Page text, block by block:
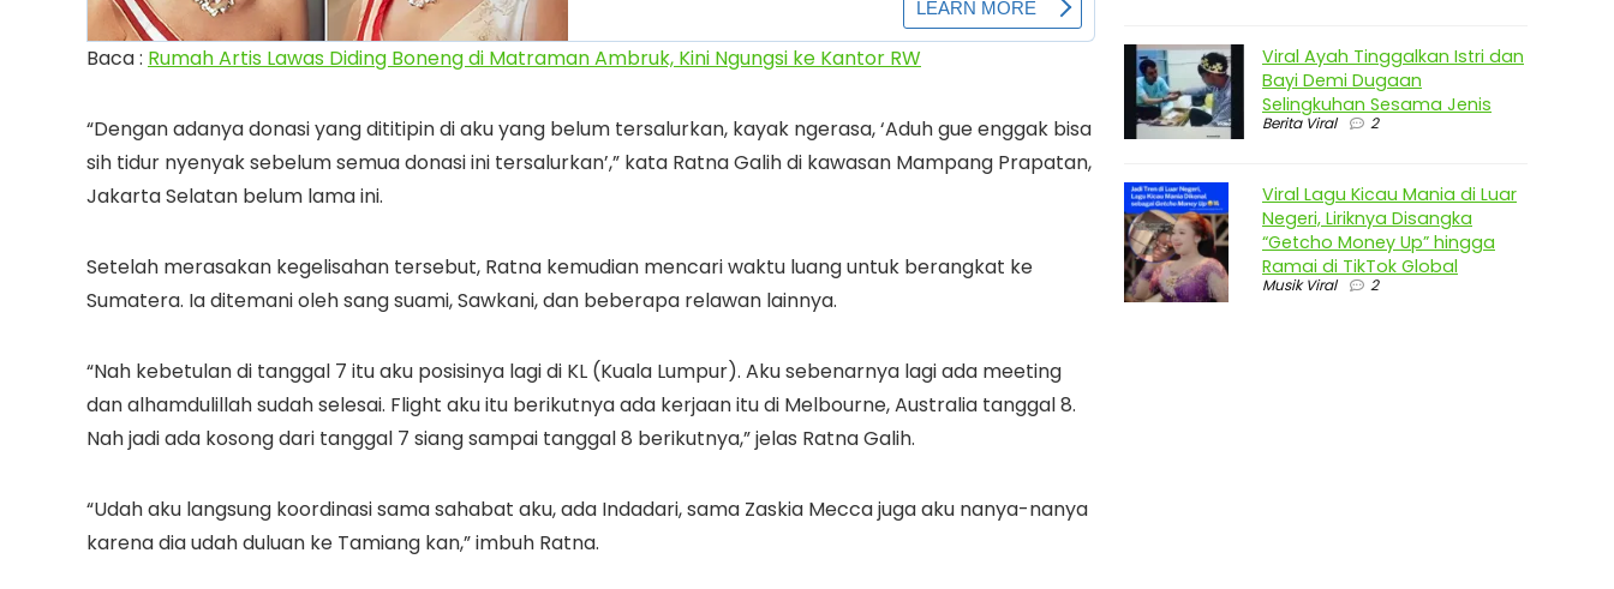
Baca : Rumah Artis Lawas Diding Boneng di Matraman Ambruk, Kini Ngungsi ke Kantor RW
“Dengan adanya donasi yang dititipin di aku yang belum tersalurkan, kayak ngerasa, ‘Aduh gue enggak bisa
sih tidur nyenyak sebelum semua donasi ini tersalurkan’,” kata Ratna Galih di kawasan Mampang Prapatan,
Jakarta Selatan belum lama ini.
Setelah merasakan kegelisahan tersebut, Ratna kemudian mencari waktu luang untuk berangkat ke
Sumatera. Ia ditemani oleh sang suami, Sawkani, dan beberapa relawan lainnya.
“Nah kebetulan di tanggal 7 itu aku posisinya lagi di KL (Kuala Lumpur). Aku sebenarnya lagi ada meeting
dan alhamdulillah sudah selesai. Flight aku itu berikutnya ada kerjaan itu di Melbourne, Australia tanggal 8.
Nah jadi ada kosong dari tanggal 7 siang sampai tanggal 8 berikutnya,” jelas Ratna Galih.
“Udah aku langsung koordinasi sama sahabat aku, ada Indadari, sama Zaskia Mecca juga aku nanya-nanya
karena dia udah duluan ke Tamiang kan,” imbuh Ratna.
Viral Ayah Tinggalkan Istri dan
Bayi Demi Dugaan
Selingkuhan Sesama Jenis
Berita Viral 2
Viral Lagu Kicau Mania di Luar
Negeri, Liriknya Disangka
“Getcho Money Up” hingga
Ramai di TikTok Global
Musik Viral 2